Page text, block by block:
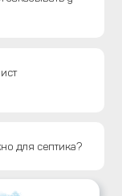
для септика?